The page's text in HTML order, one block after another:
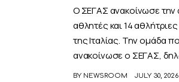
Ο ΣΕΓΑΣ ανακοίνωσε την
αθλητές και 14
της Ιταλίας. Την ομάδα
ανακοίνωσε ο ΣΕΓΑΣ,
BY NEWSROOM JULY 30, 2026